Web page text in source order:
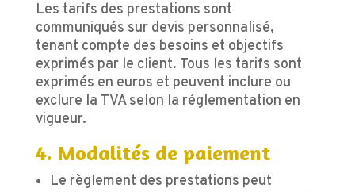
Les tarifs des prestations sont
communiqués sur devis personnalisé,
tenant compte des besoins et objectifs
exprimés par le client. Tous les tarifs sont
exprimés en euros et peuvent inclure ou
exclure la TVA selon la réglementation en
vigueur.
4. Modalités de paiement
Le règlement des prestations peut